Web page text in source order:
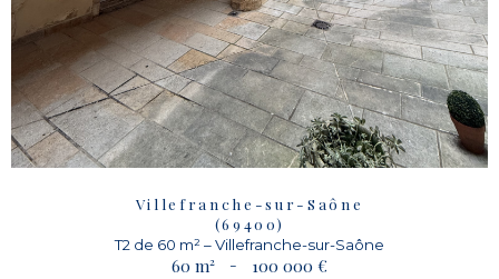
Villefranche-sur-Saône
(69400)
T2 de 60 m² – Villefranche-sur-Saône
60 m² - 100 000 €